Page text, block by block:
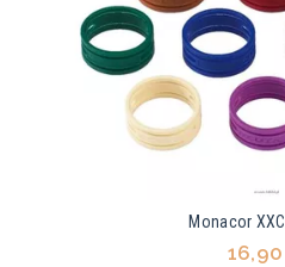
Monacor
16,90